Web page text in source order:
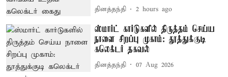
தினத்தந்தி 2 hours ago
ஸ்மார்ட் கார்டுகளில் திருத்தம் செய்ய
நாளை சிறப்பு முகாம்: தூத்துக்குடி
கலெக்டர் தகவல்
தினத்தந்தி 07 Aug 2026